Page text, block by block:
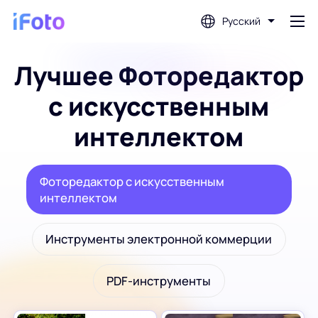
Русский
Войти
Фоторедактор с искусственным
интеллектом
Удаление фона
Лучшее Фоторедактор
с искусственным
интеллектом
Фоторедактор с искусственным
интеллектом
Инструменты электронной коммерции
PDF-инструменты